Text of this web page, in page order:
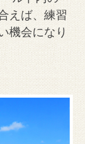
えば、練習
機会になり